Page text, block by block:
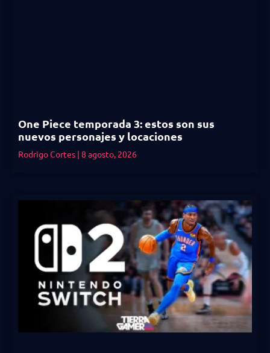
One Piece temporada 3: estos son sus
nuevos personajes y locaciones
Rodrigo Cortes 8 agosto, 2026